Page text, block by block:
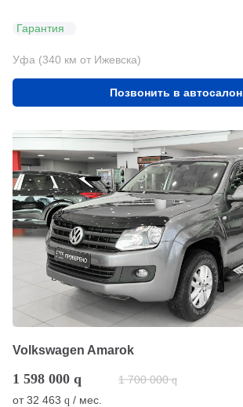
Гарантия
Уфа (340 км от Ижевска)
Позвонить в автосалон
Volkswagen Amarok
1 598 000 q 1 700 000 q
от32 463 q / мес.